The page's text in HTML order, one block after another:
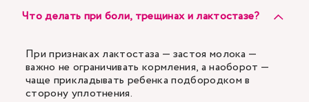
Что делать при боли, трещинах и лактостазе?
При признаках лактостаза — застоя молока —
важно не ограничивать кормления, а наоборот —
чаще прикладывать ребенка подбородком в
сторону уплотнения.